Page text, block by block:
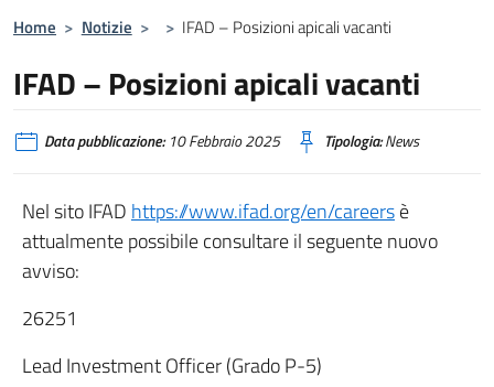
Home > Notizie > > IFAD – Posizioni apicali vacanti
IFAD – Posizioni apicali vacanti
Data pubblicazione:10 Febbraio 2025 Tipologia:News
Nel sito IFAD https://www.ifad.org/en/careersè
attualmente possibile consultare il seguente nuovo
avviso:
26251
Lead Investment Officer (Grado P-5)